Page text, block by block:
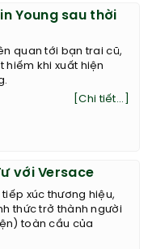
Young sau thời
quan tới bạn trai cũ,
hiếm khi xuất hiện
[Chi tiết...]
với Versace
xúc thương hiệu,
thức trở thành người
toàn cầu của